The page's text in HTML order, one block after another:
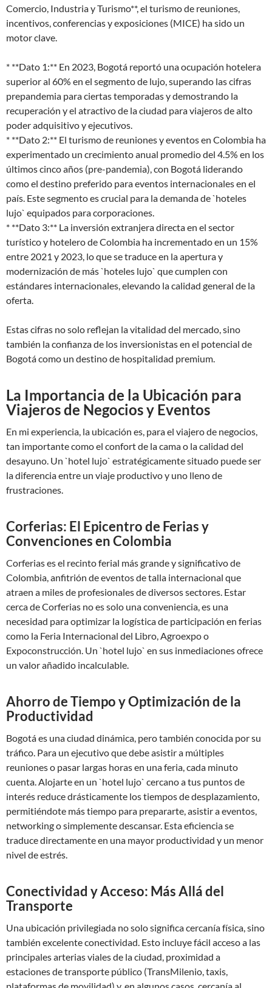
Comercio, Industria y Turismo**, el turismo de reuniones,
incentivos, conferencias y exposiciones (MICE) ha sido un
motor clave.
* **Dato 1:** En 2023, Bogotá reportó una ocupación hotelera
superior al 60% en el segmento de lujo, superando las cifras
prepandemia para ciertas temporadas y demostrando la
recuperación y el atractivo de la ciudad para viajeros de alto
poder adquisitivo y ejecutivos.
* **Dato 2:** El turismo de reuniones y eventos en Colombia ha
experimentado un crecimiento anual promedio del 4.5% en los
últimos cinco años (pre-pandemia), con Bogotá liderando
como el destino preferido para eventos internacionales en el
país. Este segmento es crucial para la demanda de `hoteles
lujo` equipados para corporaciones.
* **Dato 3:** La inversión extranjera directa en el sector
turístico y hotelero de Colombia ha incrementado en un 15%
entre 2021 y 2023, lo que se traduce en la apertura y
modernización de más `hoteles lujo` que cumplen con
estándares internacionales, elevando la calidad general de la
oferta.
Estas cifras no solo reflejan la vitalidad del mercado, sino
también la confianza de los inversionistas en el potencial de
Bogotá como un destino de hospitalidad premium.
La Importancia de la Ubicación para
Viajeros de Negocios y Eventos
En mi experiencia, la ubicación es, para el viajero de negocios,
tan importante como el confort de la cama o la calidad del
desayuno. Un `hotel lujo` estratégicamente situado puede ser
la diferencia entre un viaje productivo y uno lleno de
frustraciones.
Corferias: El Epicentro de Ferias y
Convenciones en Colombia
Corferias es el recinto ferial más grande y significativo de
Colombia, anfitrión de eventos de talla internacional que
atraen a miles de profesionales de diversos sectores. Estar
cerca de Corferias no es solo una conveniencia, es una
necesidad para optimizar la logística de participación en ferias
como la Feria Internacional del Libro, Agroexpo o
Expoconstrucción. Un `hotel lujo` en sus inmediaciones ofrece
un valor añadido incalculable.
Ahorro de Tiempo y Optimización de la
Productividad
Bogotá es una ciudad dinámica, pero también conocida por su
tráfico. Para un ejecutivo que debe asistir a múltiples
reuniones o pasar largas horas en una feria, cada minuto
cuenta. Alojarte en un `hotel lujo` cercano a tus puntos de
interés reduce drásticamente los tiempos de desplazamiento,
permitiéndote más tiempo para prepararte, asistir a eventos,
networking o simplemente descansar. Esta eficiencia se
traduce directamente en una mayor productividad y un menor
nivel de estrés.
Conectividad y Acceso: Más Allá del
Transporte
Una ubicación privilegiada no solo significa cercanía física, sino
también excelente conectividad. Esto incluye fácil acceso a las
principales arterias viales de la ciudad, proximidad a
estaciones de transporte público (TransMilenio, taxis,